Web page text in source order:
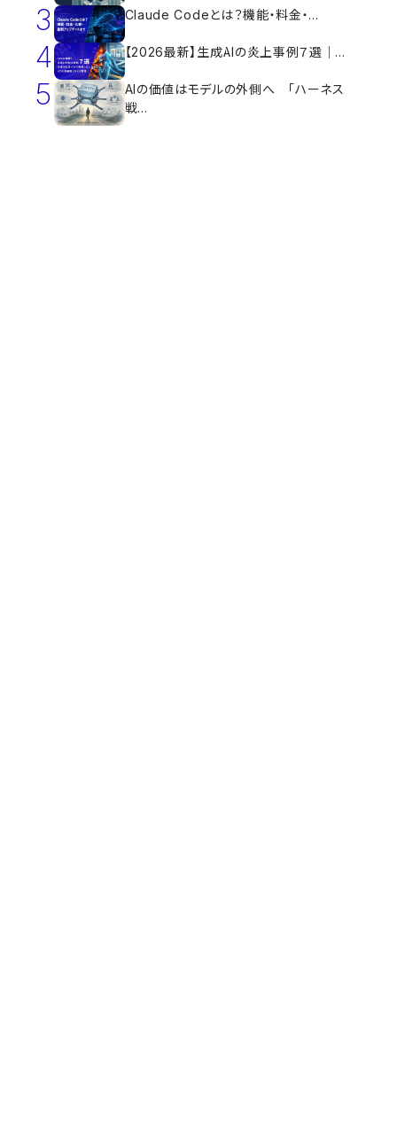
3 Claude Codeとは？機能・料金・...
4 【2026最新】生成AIの炎上事例７選｜...
5
AIの価値はモデルの外側へ 「ハーネス
戦...